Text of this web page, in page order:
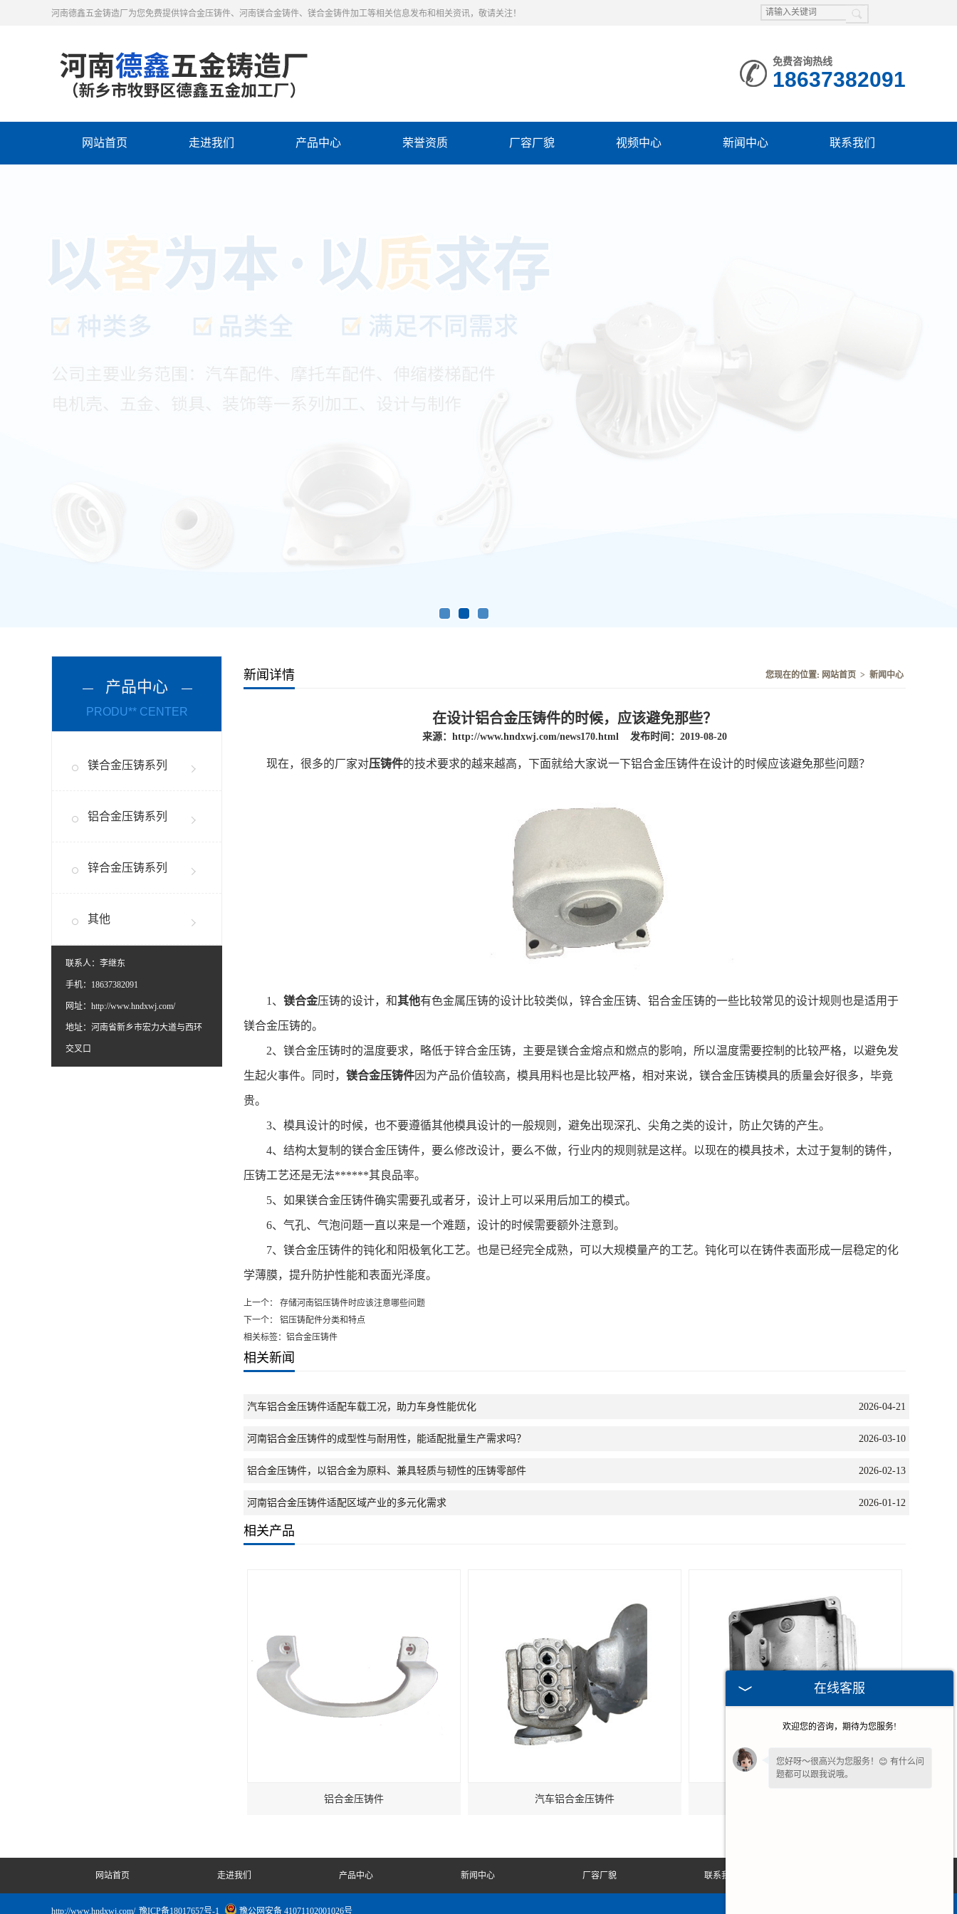
河南德鑫五金铸造厂为您免费提供锌合金压铸件、河南镁合金铸件、镁合金铸件加工等相关信息发布和相关资讯，敬请关注！
免费咨询热线
18637382091
网站首页 走进我们 产品中心 荣誉资质 厂容厂貌 视频中心 新闻中心 联系我们
产品中心
PRODU** CENTER
镁合金压铸系列
铝合金压铸系列
锌合金压铸系列
其他
联系人：李继东
手机：18637382091
网址： http://www.hndxwj.com/
地址：河南省新乡市宏力大道与西环
交叉口
新闻详情 您现在的位置: 网站首页 > 新闻中心
在设计铝合金压铸件的时候，应该避免那些？
来源： http://www.hndxwj.com/news170.html 发布时间：2019-08-20
现在，很多的厂家对压铸件的技术要求的越来越高，下面就给大家说一下铝合金压铸件在设计的时候应该避免那些问题？
1 、 镁合金压铸的设计，和其他有色金属压铸的设计比较类似，锌合金压铸、铝合金压铸的一些比较常见的设计规则也是适用于
镁合金压铸的。
2、镁合金压铸时的温度要求，略低于锌合金压铸，主要是镁合金熔点和燃点的影响，所以温度需要控制的比较严格，以避免发
生起火事件。同时， 镁合金压铸件因为产品价值较高，模具用料也是比较严格，相对来说，镁合金压铸模具的质量会好很多，毕竟
贵。
3、模具设计的时候，也不要遵循其他模具设计的一般规则，避免出现深孔、尖角之类的设计，防止欠铸的产生。
4、结构太复制的镁合金压铸件，要么修改设计，要么不做，行业内的规则就是这样。以现在的模具技术，太过于复制的铸件，
压铸工艺还是无法******其良品率。
5、如果镁合金压铸件确实需要孔或者牙，设计上可以采用后加工的模式。
6、气孔、气泡问题一直以来是一个难题，设计的时候需要额外注意到。
7、镁合金压铸件的钝化和阳极氧化工艺。也是已经完全成熟，可以大规模量产的工艺。钝化可以在铸件表面形成一层稳定的化
学薄膜，提升防护性能和表面光泽度。
上一个：
存储河南铝压铸件时应该注意哪些问题
下一个：
铝压铸配件分类和特点
相关标签：铝合金压铸件
相关新闻
汽车铝合金压铸件适配车载工况，助力车身性能优化 2026-04-21
河南铝合金压铸件的成型性与耐用性，能适配批量生产需求吗？ 2026-03-10
铝合金压铸件，以铝合金为原料、兼具轻质与韧性的压铸零部件 2026-02-13
河南铝合金压铸件适配区域产业的多元化需求 2026-01-12
相关产品
铝合金压铸件 汽车铝合金压铸件
网站首页 走进我们 产品中心 新闻中心 厂容厂貌 联系我们
http://www.hndxwj.com/ 豫ICP备18017657号-1 豫公网安备 41071102001026号
在线客服
欢迎您的咨询，期待为您服务!
您好呀～很高兴为您服务！😊 有什么问
题都可以跟我说哦。